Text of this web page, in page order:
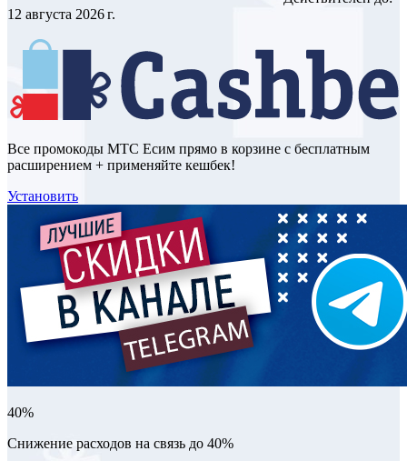
12 августа 2026 г.
Все промокоды МТС Есим прямо в корзине с бесплатным
расширением + применяйте кешбек!
Установить
40%
Снижение расходов на связь до 40%